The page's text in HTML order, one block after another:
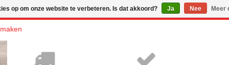
op om onze website te verbeteren. Is dat akkoord? Ja Nee Meer